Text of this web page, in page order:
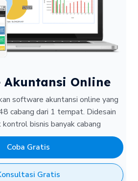
Akuntansi Online
software akuntansi online yang
cabang dari 1 tempat. Didesain
kontrol bisnis banyak cabang
Coba Gratis
Gratis